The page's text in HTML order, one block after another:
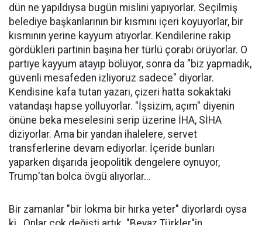
dün ne yapıldıysa bugün mislini yapıyorlar. Seçilmiş
belediye başkanlarının bir kısmını içeri koyuyorlar, bir
kısmının yerine kayyum atıyorlar. Kendilerine rakip
gördükleri partinin başına her türlü çorabı örüyorlar. O
partiye kayyum atayıp bölüyor, sonra da "biz yapmadık,
güvenli mesafeden izliyoruz sadece" diyorlar.
Kendisine kafa tutan yazarı, çizeri hatta sokaktaki
vatandaşı hapse yolluyorlar. "İşsizim, açım" diyenin
önüne beka meselesini serip üzerine İHA, SİHA
diziyorlar. Ama bir yandan ihalelere, servet
transferlerine devam ediyorlar. İçeride bunları
yaparken dışarıda jeopolitik dengelere oynuyor,
Trump'tan bolca övgü alıyorlar...
Bir zamanlar "bir lokma bir hırka yeter" diyorlardı oysa